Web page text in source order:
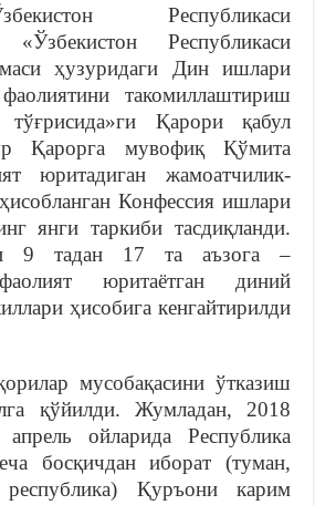
Республикаси
«Ўзбекистон Республикаси
ҳузуридаги Дин ишлари
такомиллаштириш
тўғрисида»ги Қарори қабул
Қарорга мувофиқ Қўмита
юритадиган жамоатчилик-
Конфессия ишлари
янги таркиби тасдиқланди.
9 тадан 17 та аъзога –
юритаётган диний
ҳисобига кенгайтирилди
мусобақасини ўтказиш
қўйилди. Жумладан, 2018
ойларида Республика
босқичдан иборат (туман,
Қуръони карим